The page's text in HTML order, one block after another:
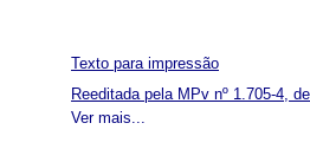
Ver mais...
Texto para impressão
Reeditada pela MPv nº 1.705-4,